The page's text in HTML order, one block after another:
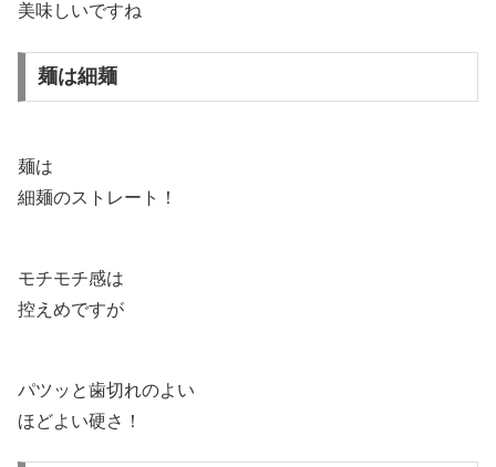
美味しいですね
麺は細麺
麺は
細麺のストレート！
モチモチ感は
控えめですが
パツッと歯切れのよい
ほどよい硬さ！